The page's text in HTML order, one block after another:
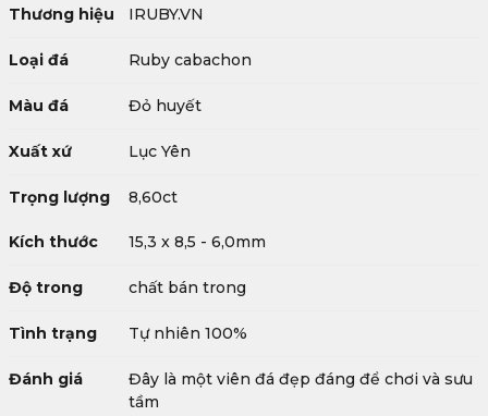
Thương hiệu IRUBY.VN
Loại đá Ruby cabachon
Màu đá Đỏ huyết
Xuất xứ Lục Yên
Trọng lượng 8,60ct
Kích thước 15,3 x 8,5 - 6,0mm
Độ trong chất bán trong
Tình trạng Tự nhiên 100%
Đánh giá
Đây là một viên đá đẹp đáng để chơi và sưu
tầm